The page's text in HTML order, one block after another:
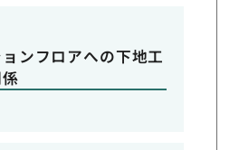
ンフロアへの下地工